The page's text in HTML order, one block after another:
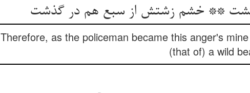
** خشم زشتش از سبع هم در گذشت
Therefore, as the policeman became this anger's
(that of) a wild